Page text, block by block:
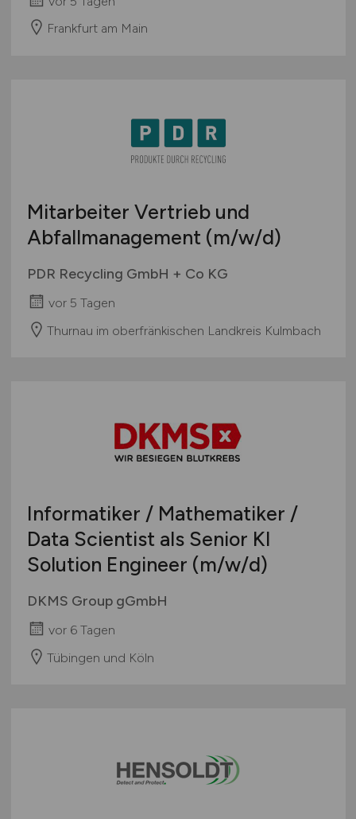
Frankfurt am Main
Mitarbeiter Vertrieb und
Abfallmanagement (m/w/d)
PDR Recycling GmbH + Co KG
vor 5 Tagen
Thurnau im oberfränkischen Landkreis Kulmbach
Informatiker / Mathematiker /
Data Scientist als Senior KI
Solution Engineer (m/w/d)
DKMS Group gGmbH
vor 6 Tagen
Tübingen und Köln